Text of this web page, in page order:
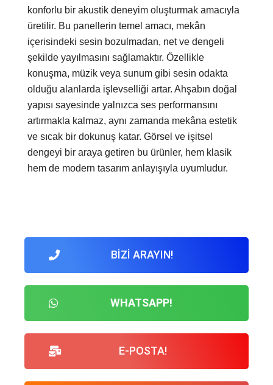
konforlu bir akustik deneyim oluşturmak amacıyla
üretilir. Bu panellerin temel amacı, mekân
içerisindeki sesin bozulmadan, net ve dengeli
şekilde yayılmasını sağlamaktır. Özellikle
konuşma, müzik veya sunum gibi sesin odakta
olduğu alanlarda işlevselliği artar. Ahşabın doğal
yapısı sayesinde yalnızca ses performansını
artırmakla kalmaz, aynı zamanda mekâna estetik
ve sıcak bir dokunuş katar. Görsel ve işitsel
dengeyi bir araya getiren bu ürünler, hem klasik
hem de modern tasarım anlayışıyla uyumludur.
BİZİ ARAYIN!
WHATSAPP!
E-POSTA!